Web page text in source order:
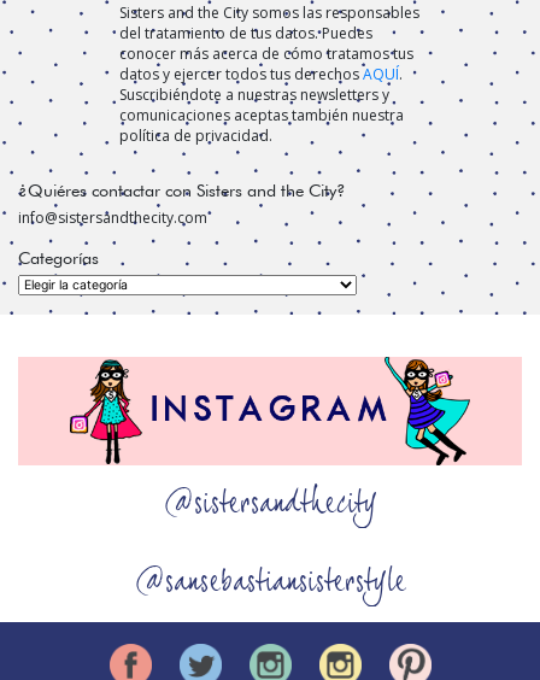
Sisters and the City somos las responsables
del tratamiento de tus datos. Puedes
conocer más acerca de cómo tratamos tus
datos y ejercer todos tus derechosAQUÍ.
Suscribiéndote a nuestras newsletters y
comunicaciones aceptas también nuestra
política de privacidad.
¿Quiéres contactar con Sisters and the City?
info@sistersandthecity.com
Categorías
Categorías
@sistersandthecity
@sansebastiansisterstyle